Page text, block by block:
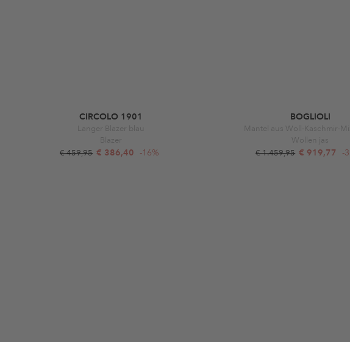
CIRCOLO 1901
Langer Blazer blau
Blazer
€ 459,95 € 386,40 -16%
BOGLIOLI
Mantel aus Woll-Kaschmir-
Wollen jas
€ 1.459,95 € 919,77 -